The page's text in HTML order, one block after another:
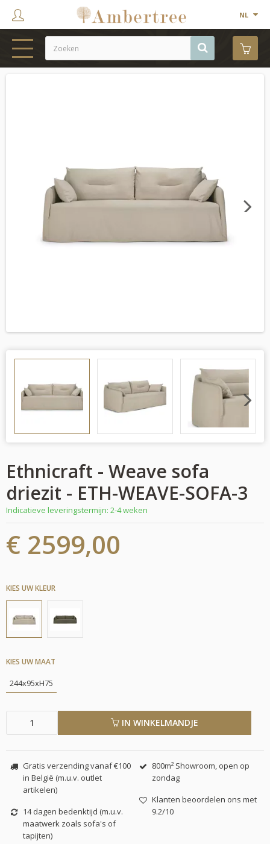
NL
OVER ONS
CONTACT
Ethnicraft - Weave sofa
driezit - ETH-WEAVE-SOFA-3
Indicatieve leveringstermijn: 2-4 weken
€ 2599,00
KIES UW KLEUR
KIES UW MAAT
244x95xH75
IN WINKELMANDJE
Gratis verzending vanaf €100
in België (m.u.v. outlet
artikelen)
14 dagen bedenktijd (m.u.v.
maatwerk zoals sofa's of
tapijten)
800m² Showroom, open op
zondag
Klanten beoordelen ons met
9.2/10